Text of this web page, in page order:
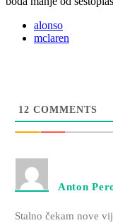
alonso
mclaren
12 COMMENTS
Anton
Stalno čekam nove